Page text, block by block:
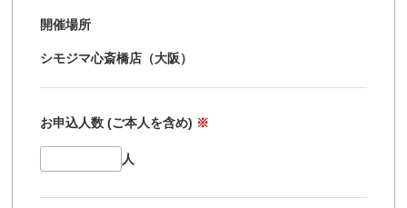
開催場所
シモジマ心斎橋店（大阪）
お申込人数 (ご本人を含め) ※
人